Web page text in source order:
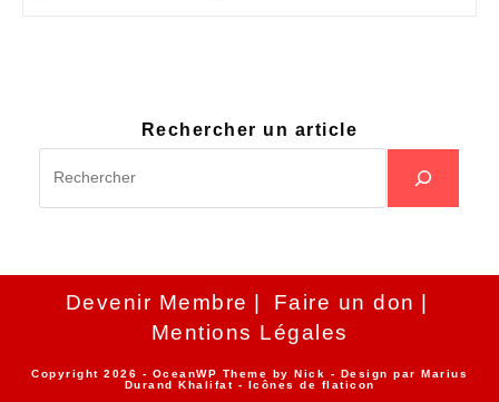
Rechercher un article
Devenir Membre
Faire un don
Mentions Légales
Copyright 2026 - OceanWP Theme by Nick - Design par Marius
Durand Khalifat - Icônes de flaticon